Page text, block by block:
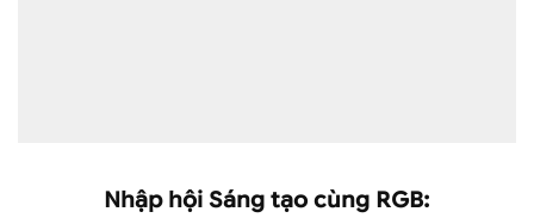
Nhập hội Sáng tạo cùng RGB: